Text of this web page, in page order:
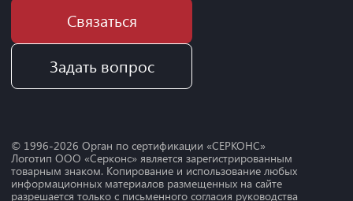
Связаться
Задать вопрос
© 1996-2026 Орган по сертификации «СЕРКОНС»
Логотип ООО «Серконс» является зарегистрированным
товарным знаком. Копирование и использование любых
информационных материалов размещенных на сайте
разрешается только с письменного согласия руководства